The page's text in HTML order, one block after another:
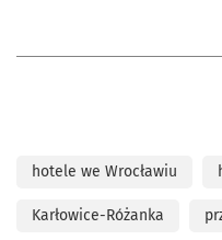
hotele we Wrocławiu
Karłowice-Różanka